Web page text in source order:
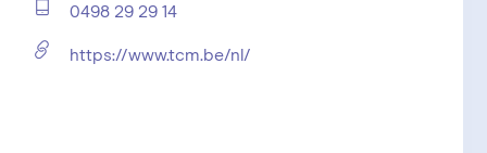
0498 29 29 14
https://www.tcm.be/nl/